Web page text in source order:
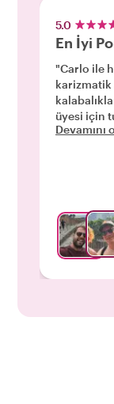
5.0
En İyi
"Carlo ile
karizmatik
üyesi için
Devamını